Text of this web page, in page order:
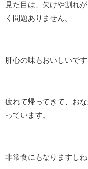
見た目は、欠けや割れ
く問題ありません。
肝心の味もおいしいです
疲れて帰ってきて、お
っています。
非常食にもなりますしね